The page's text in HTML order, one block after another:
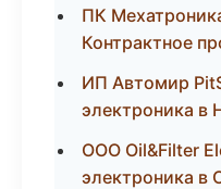
ПК
Контрактное
ИП Автомир
электроника в
ООО Oil&Filter
электроника в